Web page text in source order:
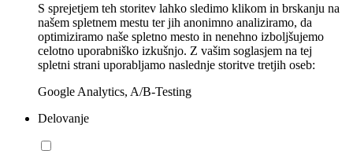
S sprejetjem teh storitev lahko sledimo klikom in brskanju na
našem spletnem mestu ter jih anonimno analiziramo, da
optimiziramo naše spletno mesto in nenehno izboljšujemo
celotno uporabniško izkušnjo. Z vašim soglasjem na tej
spletni strani uporabljamo naslednje storitve tretjih oseb:
Google Analytics, A/B-Testing
Delovanje